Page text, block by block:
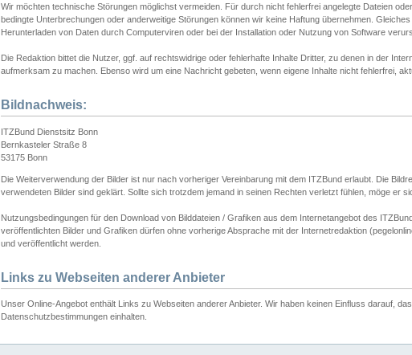
Wir möchten technische Störungen möglichst vermeiden. Für durch nicht fehlerfrei angelegte Dateien
bedingte Unterbrechungen oder anderweitige Störungen können wir keine Haftung übernehmen.
Herunterladen von Daten durch Computerviren oder bei der Installation oder Nutzung von Software
Die Redaktion bittet die Nutzer, ggf. auf rechtswidrige oder fehlerhafte Inhalte Dritter, zu denen in der
aufmerksam zu machen. Ebenso wird um eine Nachricht gebeten, wenn eigene Inhalte nicht fehlerfrei,
Bildnachweis:
ITZBund Dienstsitz Bonn
Bernkasteler Straße 8
53175 Bonn
Die Weiterverwendung der Bilder ist nur nach vorheriger Vereinbarung mit dem ITZBund erlaubt. Die
verwendeten Bilder sind geklärt. Sollte sich trotzdem jemand in seinen Rechten verletzt fühlen, möge er
Nutzungsbedingungen für den Download von Bilddateien / Grafiken aus dem Internetangebot des
veröffentlichten Bilder und Grafiken dürfen ohne vorherige Absprache mit der Internetredaktion
und veröffentlicht werden.
Links zu Webseiten anderer Anbieter
Unser Online-Angebot enthält Links zu Webseiten anderer Anbieter. Wir haben keinen Einfluss darauf,
Datenschutzbestimmungen einhalten.